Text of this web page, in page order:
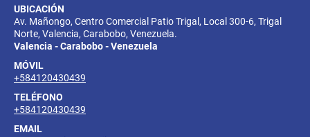
UBICACIÓN
Av. Mañongo, Centro Comercial Patio Trigal, Local 300-6, Trigal
Norte, Valencia, Carabobo, Venezuela.
Valencia - Carabobo - Venezuela
MÓVIL
+584120430439
TELÉFONO
+584120430439
EMAIL